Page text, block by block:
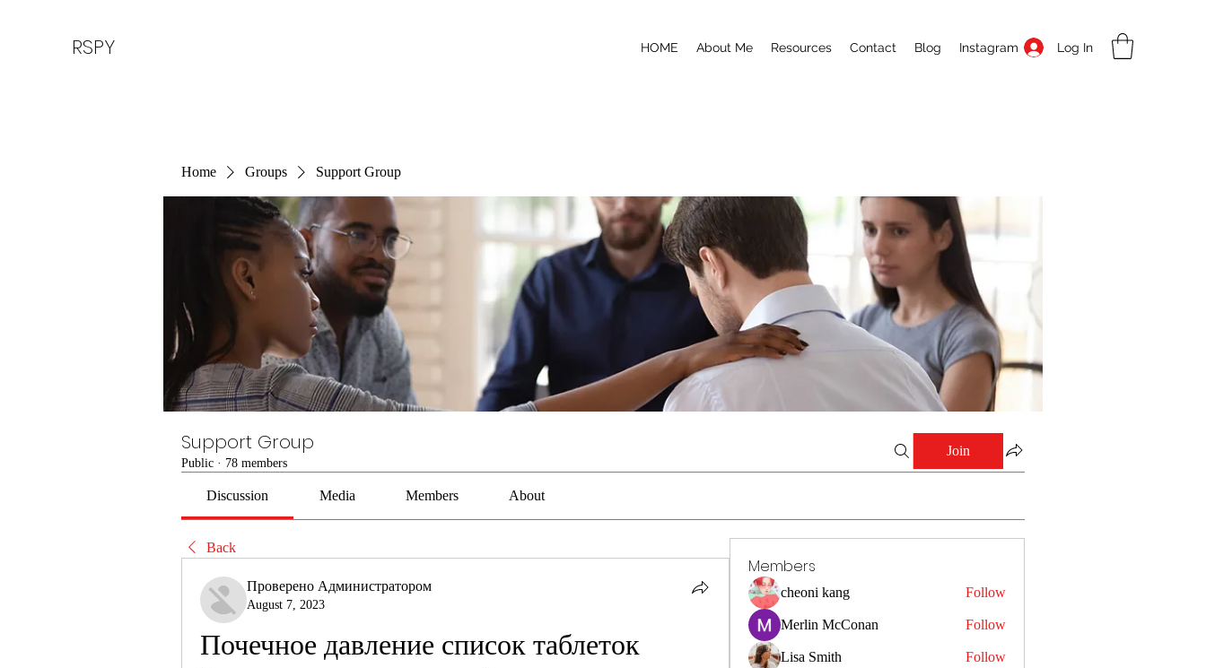
RSPY HOME About Me Resources Contact Blog Instagram Log In
Home Groups Support Group
Support Group
Public · 78 members
Join
Discussion Media Members About
Back
Проверено Администратором
August 7, 2023
Почечное давление список таблеток
Members
cheoni kang Follow
Merlin McConan Follow
Lisa Smith Follow